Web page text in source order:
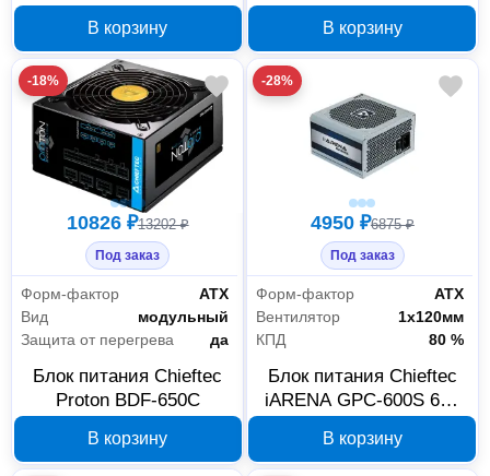
В корзину
GOLD
В корзину
-18%
10826 ₽13202 ₽
Под заказ
Форм-фактор
АТХ
Вид
модульный
Защита от перегрева
да
Блок питания Chieftec
Proton BDF-650C
В корзину
-28%
4950 ₽6875 ₽
Под заказ
Форм-фактор
АТХ
Вентилятор
1х120мм
КПД
80 %
Блок питания Chieftec
iARENA GPC-600S 600
В корзину